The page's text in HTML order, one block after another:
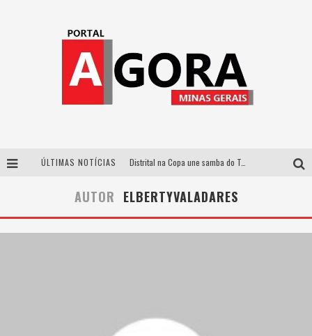
ÚLTIMAS NOTÍCIAS Distrital na Copa une samba do Trem dos Onze, acervo do Museu do Mineirão e transmissão em 4K para duelo contra o Haiti
Cidade Junina abre as portas para toda a família com a “Cidadezinha” neste sábado
AUTOR ELBERTYVALADARES